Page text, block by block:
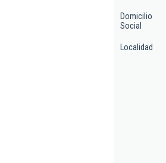
Domicilio
Social
Localidad